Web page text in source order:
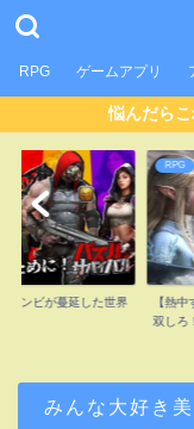
RPG ゲームアプリ
悩んだら
ゾンビが蔓延した世界
RPG
【熱
双しろ
みんな大好き美